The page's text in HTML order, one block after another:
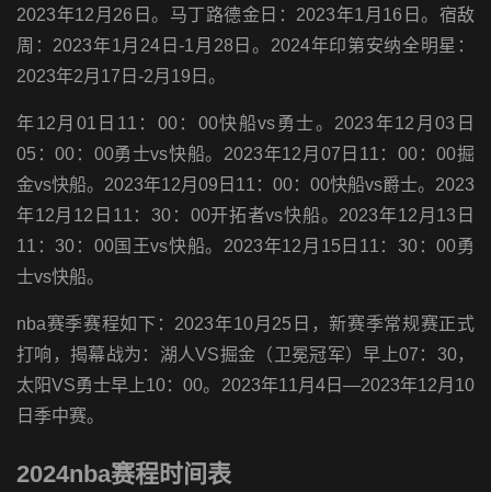
2023年12月26日。马丁路德金日：2023年1月16日。宿敌
周：2023年1月24日-1月28日。2024年印第安纳全明星：
2023年2月17日-2月19日。
年12月01日11：00：00快船vs勇士。2023年12月03日
05：00：00勇士vs快船。2023年12月07日11：00：00掘
金vs快船。2023年12月09日11：00：00快船vs爵士。2023
年12月12日11：30：00开拓者vs快船。2023年12月13日
11：30：00国王vs快船。2023年12月15日11：30：00勇
士vs快船。
nba赛季赛程如下：2023年10月25日，新赛季常规赛正式
打响，揭幕战为：湖人VS掘金（卫冕冠军）早上07：30，
太阳VS勇士早上10：00。2023年11月4日—2023年12月10
日季中赛。
2024nba赛程时间表